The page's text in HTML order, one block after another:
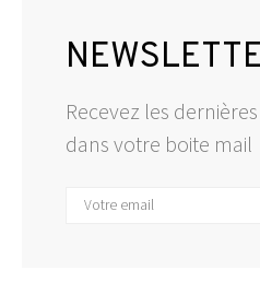
Recevez les
dans votre boite mail